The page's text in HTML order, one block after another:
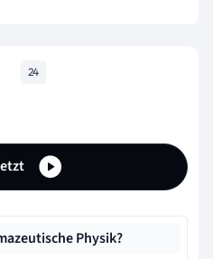
24
Physik?